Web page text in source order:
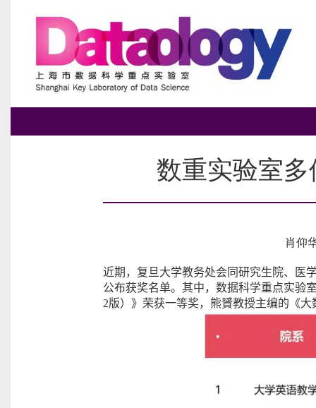
数重实验室
肖仰
近期，复旦大学教务处会同研究生院、医
公布获奖名单。其中，数据科学重点实验
2版）》荣获一等奖，熊贇教授主编的《